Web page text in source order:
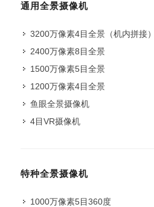
通用全景摄像机
3200万像素4目全景（机内拼接）
2400万像素8目全景
1500万像素5目全景
1200万像素4目全景
鱼眼全景摄像机
4目VR摄像机
特种全景摄像机
1000万像素5目360度